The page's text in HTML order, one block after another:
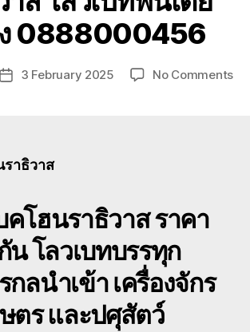
0888000456
Post3 February 2025 No Commentson
าธิวาส
คโฮนราธิวาสราคา
น โลวเบทบรรทุก
กลนำเข้า เครื่องจักร
ตร และปศุสัตว์